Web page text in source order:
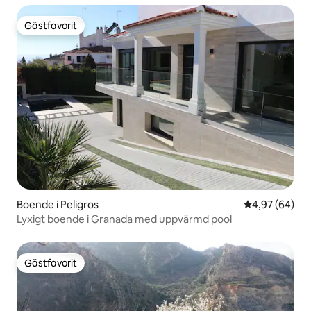
Gästfavorit
Gästfavorit
Boende i Peligros 4,97 av 5 i
4,97 (64)
Lyxigt boende i Granada med uppvärmd pool
Gästfavorit
Gästfavorit